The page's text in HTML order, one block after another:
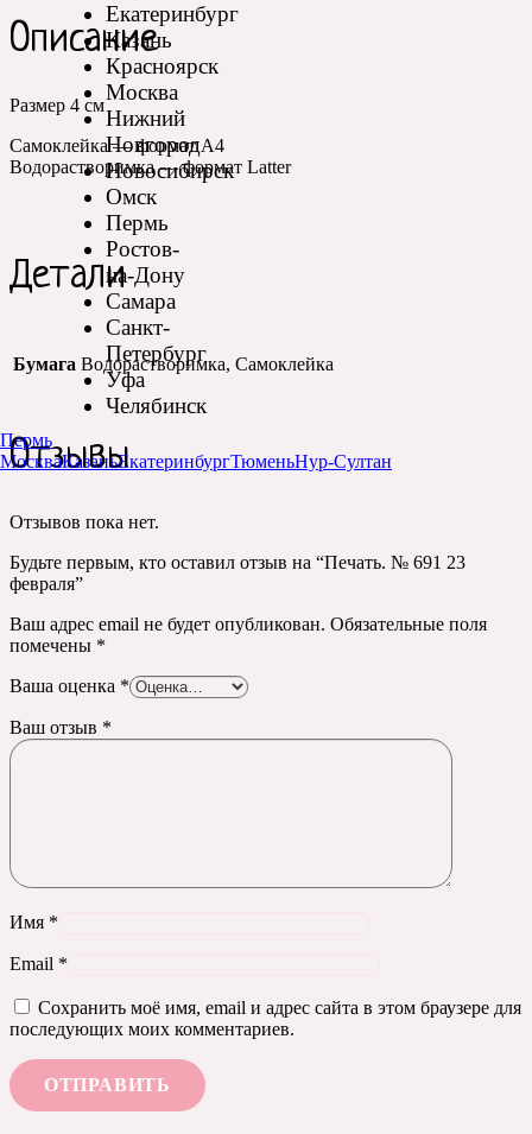
Екатеринбург
Казань
Красноярск
Москва
Нижний
Новгород
Новосибирск
Омск
Пермь
Ростов-
на-Дону
Самара
Санкт-
Петербург
Уфа
Челябинск
Пермь
МоскваКазаньЕкатеринбургТюменьНур-Султан
Описание
Размер 4 см
Самоклейка — формат А4
Водорастворимка — формат Latter
Детали
Бумага Водорастворимка, Самоклейка
Отзывы
Отзывов пока нет.
Будьте первым, кто оставил отзыв на “Печать. № 691 23
февраля”
Ваш адрес email не будет опубликован. Обязательные поля
помечены *
Ваша оценка *
Ваш отзыв *
Имя *
Email *
Сохранить моё имя, email и адрес сайта в этом браузере для
последующих моих комментариев.